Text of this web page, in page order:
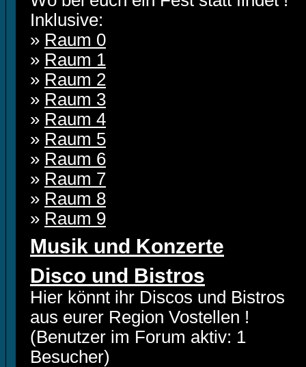
Inklusive:
» Raum 0
» Raum 1
» Raum 2
» Raum 3
» Raum 4
» Raum 5
» Raum 6
» Raum 7
» Raum 8
» Raum 9
Musik und Konzerte
Disco und Bistros
Hier könnt ihr Discos und Bistros
aus eurer Region Vostellen !
(Benutzer im Forum aktiv: 1
Besucher)